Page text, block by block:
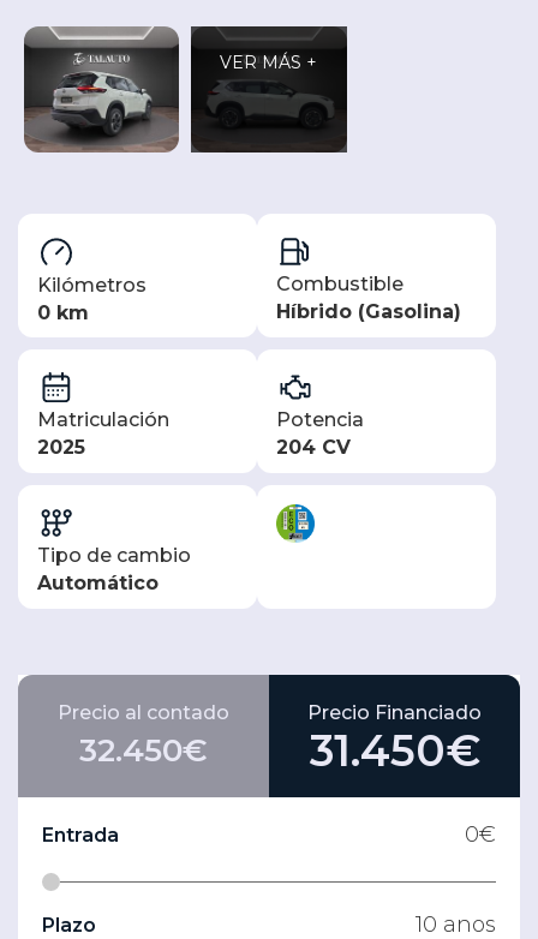
VER MÁS +
Kilómetros
0 km
Combustible
Híbrido (Gasolina)
Matriculación
2025
Potencia
204 CV
Tipo de cambio
Automático
Precio al contado
32.450€
Precio Financiado
31.450€
Entrada 0€
Plazo 10 anos